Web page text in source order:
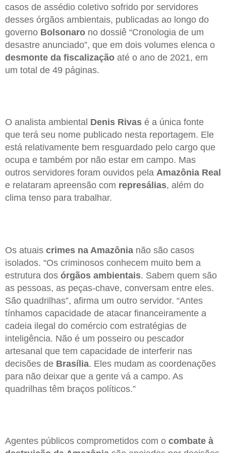
casos de assédio coletivo sofrido por servidores
desses órgãos ambientais, publicadas ao longo do
governo Bolsonaro no dossiê “Cronologia de um
desastre anunciado”, que em dois volumes elenca o
desmonte da fiscalização até o ano de 2021, em
um total de 49 páginas.
O analista ambiental Denis Rivas é a única fonte
que terá seu nome publicado nesta reportagem. Ele
está relativamente bem resguardado pelo cargo que
ocupa e também por não estar em campo. Mas
outros servidores foram ouvidos pela Amazônia Real
e relataram apreensão com represálias, além do
clima tenso para trabalhar.
Os atuais crimes na Amazônia não são casos
isolados. “Os criminosos conhecem muito bem a
estrutura dos órgãos ambientais. Sabem quem são
as pessoas, as peças-chave, conversam entre eles.
São quadrilhas”, afirma um outro servidor. “Antes
tínhamos capacidade de atacar financeiramente a
cadeia ilegal do comércio com estratégias de
inteligência. Não é um posseiro ou pescador
artesanal que tem capacidade de interferir nas
decisões de Brasília. Eles mudam as coordenações
para não deixar que a gente vá a campo. As
quadrilhas têm braços políticos.”
Agentes públicos comprometidos com o combate à